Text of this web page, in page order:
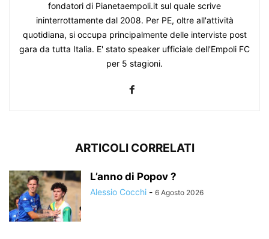
fondatori di Pianetaempoli.it sul quale scrive
ininterrottamente dal 2008. Per PE, oltre all'attività
quotidiana, si occupa principalmente delle interviste post
gara da tutta Italia. E' stato speaker ufficiale dell'Empoli FC
per 5 stagioni.
ARTICOLI CORRELATI
L’anno di Popov ?
Alessio Cocchi - 6 Agosto 2026